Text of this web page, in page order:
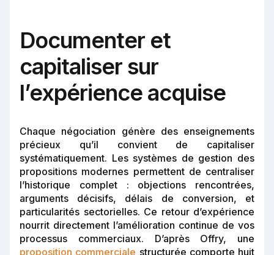
Documenter et
capitaliser sur
l’expérience acquise
Chaque négociation génère des enseignements
précieux qu’il convient de capitaliser
systématiquement. Les systèmes de gestion des
propositions modernes permettent de centraliser
l’historique complet : objections rencontrées,
arguments décisifs, délais de conversion, et
particularités sectorielles. Ce retour d’expérience
nourrit directement l’amélioration continue de vos
processus commerciaux. D’après Offry, une
proposition commerciale structurée comporte huit